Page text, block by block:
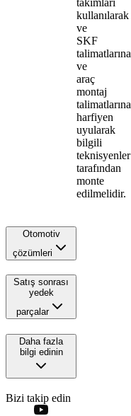
kullanılarak
ve
SKF
talimatlarına
ve
araç
montaj
talimatlarına
harfiyen
uyularak
bilgili
teknisyenler
tarafından
monte
edilmelidir.
Otomotiv
çözümleri
Satış sonrası
yedek
parçalar
Daha fazla
bilgi edinin
Bizi takip edin